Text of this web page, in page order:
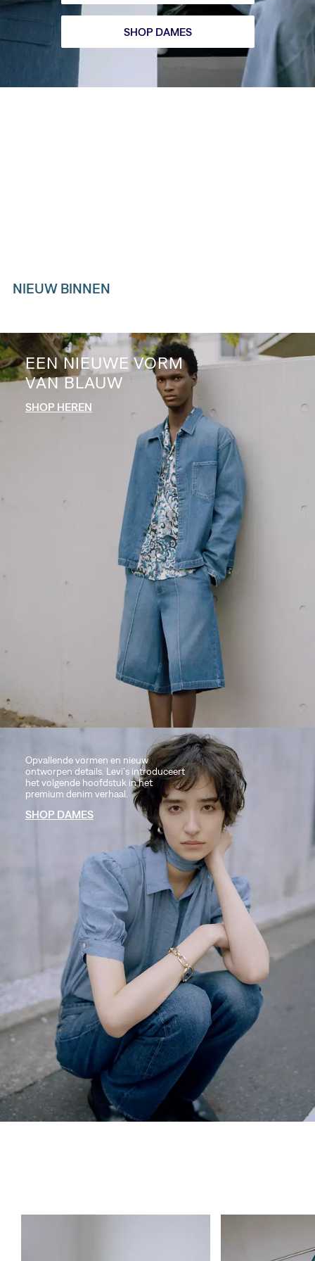
SHOP DAMES
NIEUW BINNEN
EEN NIEUWE VORM
VAN BLAUW
SHOP HEREN
Opvallende vormen en nieuw
ontworpen details. Levi's introduceert
het volgende hoofdstuk in het
premium denim verhaal.
SHOP DAMES